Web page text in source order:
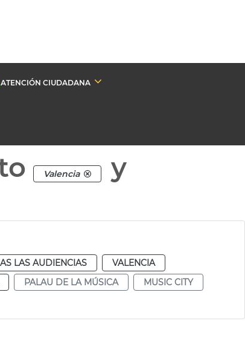
ATENCIÓN CIUDADANA
Valencia
y
LAS AUDIENCIAS
VALENCIA
PALAU DE LA MÚSICA
MUSIC CITY